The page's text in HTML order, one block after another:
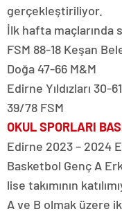
gerçekleştiriliyor.
İlk hafta maçlarında
FSM 88-18 Keşan
Doğa 47-66 M&M
Edirne Yıldızları 30-
39/78 FSM
OKUL SPORLARI
Edirne 2023 – 2024
Basketbol Genç A
lise takımının
A ve B olmak üzere